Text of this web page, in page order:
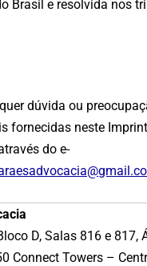
Brasil e resolvida nos
dúvida ou
fornecidas neste
do e-
D, Salas 816 e 817,
Connect Towers –